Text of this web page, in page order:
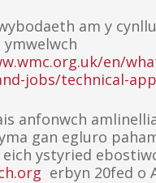
am y
en/
jobs/technical-
anfonwch
gan egluro
ystyried
erbyn 20fed o